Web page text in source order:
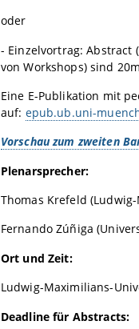
oder
- Einzelvortrag: Abstract
von Workshops) sind
Eine E-Publikation mit
auf: epub.ub.uni-
Vorschau zum zweiten
Plenarsprecher:
Thomas Krefeld
Fernando Zúñiga
Ort und Zeit:
Ludwig-Maximilians-
Deadline für Abstracts: